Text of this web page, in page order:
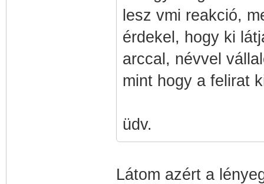
lesz vmi reakció,
érdekel, hogy ki
arccal, névvel
mint hogy a felirat
üdv.
Látom azért a